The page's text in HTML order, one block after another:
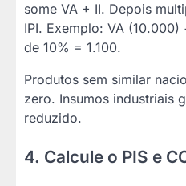
some VA + II. Depois
IPI. Exemplo: VA (10.000)
de 10% = 1.100.
Produtos sem similar
zero. Insumos industriais
reduzido.
4. Calcule o PIS e